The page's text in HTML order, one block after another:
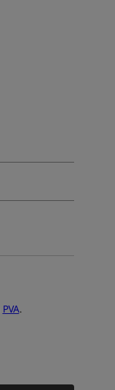
PVA.